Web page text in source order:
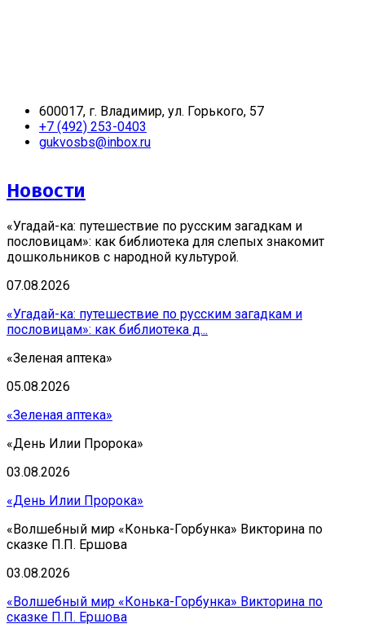
600017, г. Владимир, ул. Горького, 57
+7 (492) 253-0403
gukvosbs@inbox.ru
Новости
«Угадай-ка: путешествие по русским загадкам и
пословицам»: как библиотека для слепых знакомит
дошкольников с народной культурой.
07.08.2026
«Угадай-ка: путешествие по русским загадкам и
пословицам»: как библиотека д...
«Зеленая аптека»
05.08.2026
«Зеленая аптека»
«День Илии Пророка»
03.08.2026
«День Илии Пророка»
«Волшебный мир «Конька-Горбунка» Викторина по
сказке П.П. Ершова
03.08.2026
«Волшебный мир «Конька-Горбунка» Викторина по
сказке П.П. Ершова